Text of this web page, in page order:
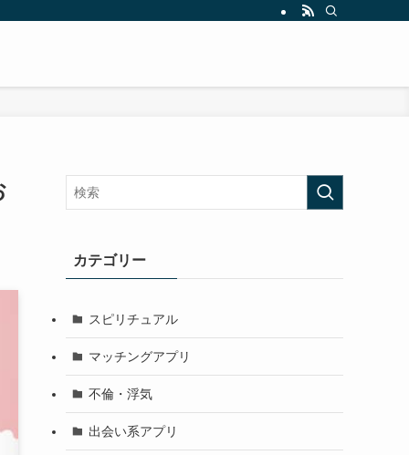
カテゴリー
スピリチュアル
マッチングアプリ
不倫・浮気
出会い系アプリ